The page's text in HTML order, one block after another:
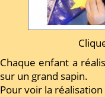
Chaque enfant a
sur un grand sapin.
Pour voir la